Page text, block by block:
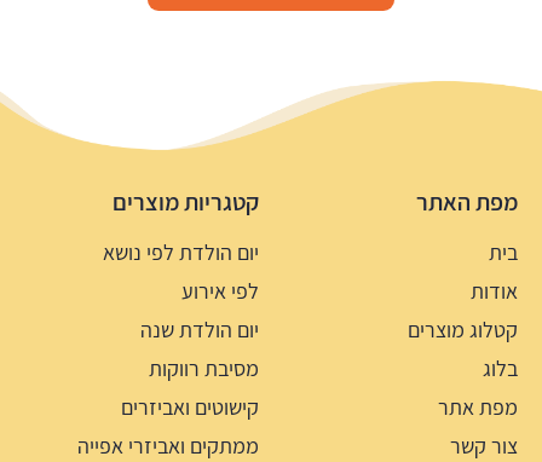
מפת האתר
בית
אודות
קטלוג מוצרים
בלוג
מפת אתר
צור קשר
קטגריות מוצרים
יום הולדת לפי נושא
לפי אירוע
יום הולדת שנה
מסיבת רווקות
קישוטים ואביזרים
ממתקים ואביזרי אפייה